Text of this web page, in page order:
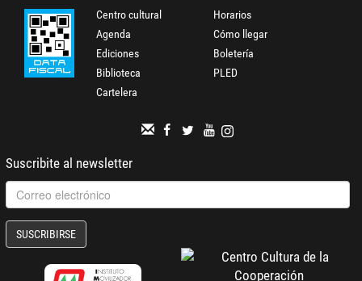
Centro cultural
Agenda
Ediciones
Biblioteca
Cartelera
Horarios
Cómo llegar
Boletería
PLED
Suscribite al newsletter
SUSCRIBIRSE